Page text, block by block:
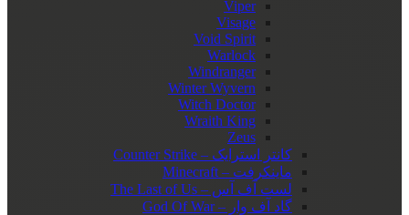
Viper
Visage
Void Spirit
Warlock
Windranger
Winter Wyvern
Witch Doctor
Wraith King
Zeus
کانتر استرایک – Counter Strike
ماینکرفت – Minecraft
لست آف آس – The Last of Us
گاد آف وار – God Of War